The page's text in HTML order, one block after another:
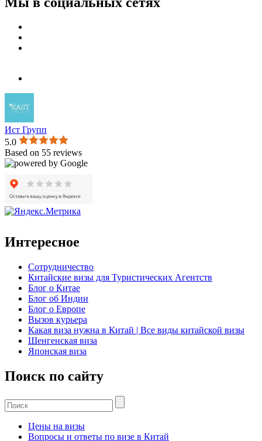
Ист Групп
5.0
Based on 55 reviews
Интересное
Сотрудничество
Китайские визы для Туристических Агентств
Блог о Китае
Блог об Индии
Блог о Европе
Вызов курьера
Какая виза нужна в Китай | Все виды китайской визы
Шенгенская виза
Японская виза
Поиск по сайту
Цены на визы
Вопросы и ответы по визе в Китай